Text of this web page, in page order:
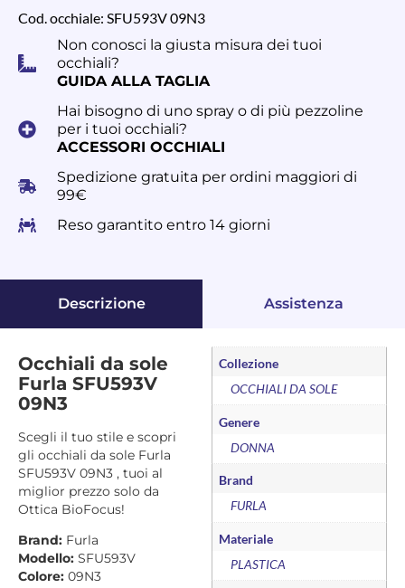
Cod. occhiale: SFU593V 09N3
Non conosci la giusta misura dei tuoi
occhiali?
GUIDA ALLA TAGLIA
Hai bisogno di uno spray o di più pezzoline
per i tuoi occhiali?
ACCESSORI OCCHIALI
Spedizione gratuita per ordini maggiori di
99€
Reso garantito entro 14 giorni
Descrizione Assistenza
Occhiali da sole
Furla SFU593V
09N3
Scegli il tuo stile e scopri
gli occhiali da sole Furla
SFU593V 09N3 , tuoi al
miglior prezzo solo da
Ottica BioFocus!
Brand: Furla
Modello: SFU593V
Colore: 09N3
Collezione
OCCHIALI DA SOLE
Genere
DONNA
Brand
FURLA
Materiale
PLASTICA